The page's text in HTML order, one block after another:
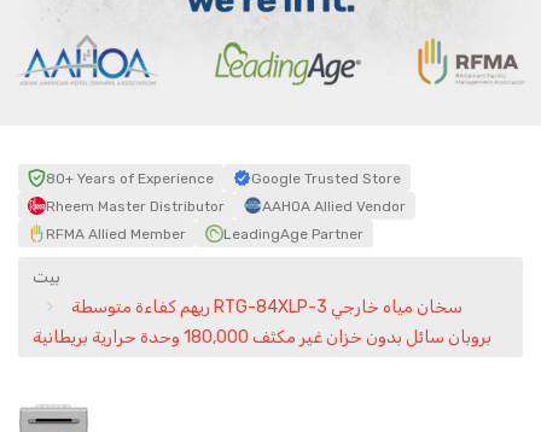
80+ Years of Experience
Google Trusted Store
Rheem Master Distributor
AAHOA Allied Vendor
RFMA Allied Member
LeadingAge Partner
بيت
ريهم كفاءة متوسطة RTG-84XLP-3 سخان مياه خارجي
بروبان سائل بدون خزان غير مكثف 180,000 وحدة حرارية بريطانية